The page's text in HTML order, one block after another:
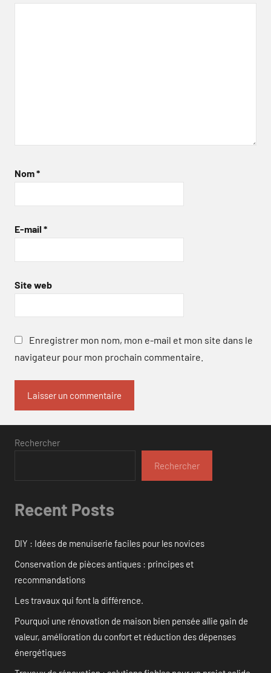
Nom*
E-mail *
Site web
Enregistrer mon nom, mon e-mail et mon site dans le
navigateur pour mon prochain commentaire.
Rechercher
Rechercher
Recent Posts
DIY : Idées de menuiserie faciles pour les novices
Conservation de pièces antiques : principes et
recommandations
Les travaux qui font la différence.
Pourquoi une rénovation de maison bien pensée allie gain de
valeur, amélioration du confort et réduction des dépenses
énergétiques